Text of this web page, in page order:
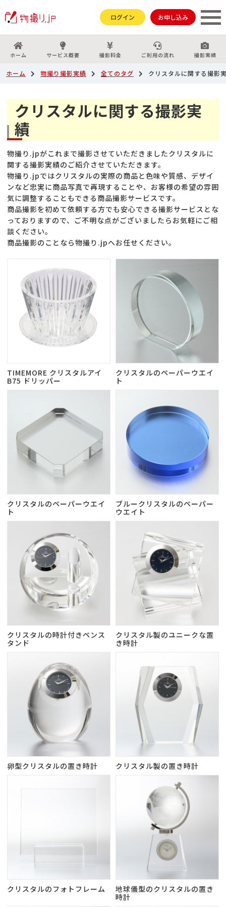
ログイン お申し込み
ホーム サービス概要 撮影料金 ご利用の流れ 撮影実績
ホーム 物撮り撮影実績 全てのタグ クリスタルに関する撮影
クリスタルに関する撮影実
績
物撮り.jpがこれまで撮影させていただきましたクリスタルに
関する撮影実績のご紹介させていただきます。
物撮り.jpではクリスタルの実際の商品と色味や質感、デザイ
ンなど忠実に商品写真で再現することや、お客様の希望の雰囲
気に調整することもできる商品撮影サービスです。
商品撮影を初めて依頼する方でも安心できる撮影サービスとな
っておりますので、ご不明な点がございましたらお気軽にご相
談ください。
商品撮影のことなら物撮り.jpへお任せください。
TIMEMORE クリスタルアイ
B75 ドリッパー
クリスタルのペーパーウエイ
ト
クリスタルのペーパーウエイ
ト
ブルークリスタルのペーパー
ウエイト
クリスタルの時計付きペンス
タンド
クリスタル製のユニークな置
き時計
卵型クリスタルの置き時計 クリスタル製の置き時計
クリスタルのフォトフレーム
地球儀型のクリスタルの置き
時計